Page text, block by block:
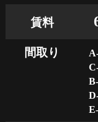
賃料
間取り